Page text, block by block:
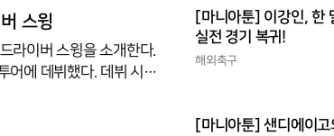
도움이
스윙
라이버 스윙을 소개한다.
했다. 데뷔 시즌
[마니아툰] 이강인, 한
실전 경기 복귀!
해외축구
[마니아툰] 샌디에이고